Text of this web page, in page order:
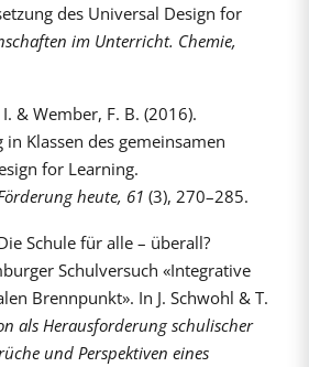
des Universal Design for
im Unterricht. Chemie,
& Wember, F. B. (2016).
Klassen des gemeinsamen
for Learning.
heute, 61 (3), 270–285.
Schule für alle – überall?
Schulversuch «Integrative
Brennpunkt». In J. Schwohl & T.
als Herausforderung schulischer
und Perspektiven eines